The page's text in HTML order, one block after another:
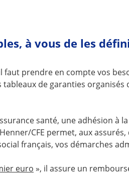
à vous de les
faut prendre en compte vos
de garanties
santé, une adhésion à
CFE permet, aux
français, vos démarches
euro », il assure un